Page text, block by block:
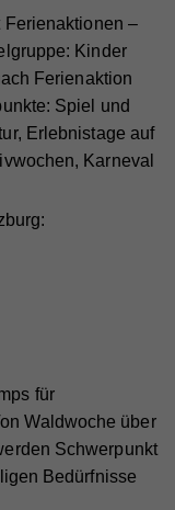
Ferienaktionen –
Kinder
Ferienaktion
Spiel und
Erlebnistage auf
Karneval
für
Waldwoche über
Schwerpunkt
Bedürfnisse
schätzen.
und Benutzer
werden.
Besucher die
um die
Inhalte auf
Drittanbietern
werden
an
damit deren
angezeigt